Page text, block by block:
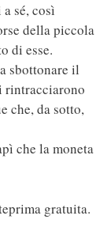
sé, così
della piccola
di esse.
sbottonare il
rintracciarono
che, da sotto,
che la moneta
gratuita.